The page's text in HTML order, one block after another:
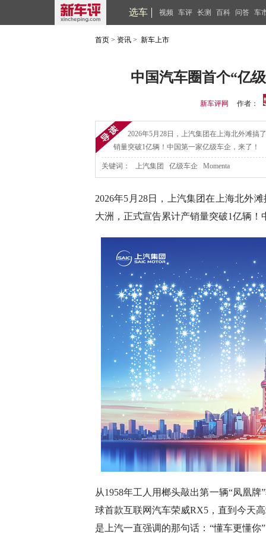
选车 视频 车评 长测 百科 问答 车
首页 > 资讯 > 新车上市
中国汽车圈首个“亿
新车评网 作者：
2026年5月28日，上汽集团在上海北外滩搞
销量突破1亿辆！中国第一家亿级车企，来了！
关键词： 上汽集团 亿级车企 Momenta
2026年5月28日，上汽集团在上海北外
大洲，正式宣告累计产销量突破1亿辆
从1958年工人用榔头敲出第一辆“凤凰
球首款互联网汽车荣威RX5，直到今天
是上汽一直强调的那句话：“懂车更懂